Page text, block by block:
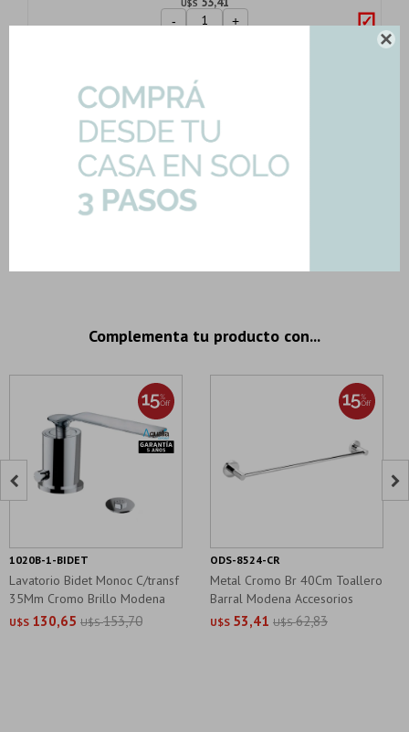

- +
Brillo 6 L...
Art: DKW6F-B
U$S 115,78
- +
115.78
Importe total:USD 245.37
Complementa tu producto con...
Lavatorio Bidet Monoc C/transf
35Mm Cromo Brillo Modena
U$S 130,65 U$S 153,70
1020B-1-BIDET
Metal Cromo Br 40Cm Toallero
Barral Modena Accesorios
Baño
U$S 53,41 U$S 62,83
ODS-8524-CR
 